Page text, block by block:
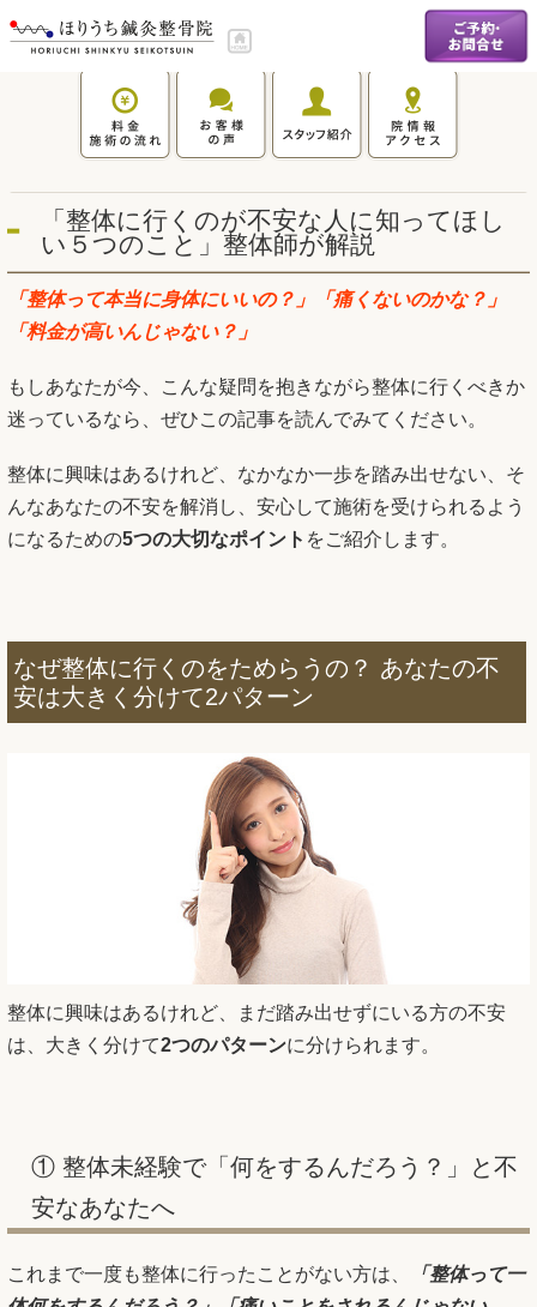
「整体に行くのが不安な人に知ってほし
い５つのこと」整体師が解説
「整体って本当に身体にいいの？」「痛くないのかな？」
「料金が高いんじゃない？」
もしあなたが今、こんな疑問を抱きながら整体に行くべきか
迷っているなら、ぜひこの記事を読んでみてください。
整体に興味はあるけれど、なかなか一歩を踏み出せない、そ
んなあなたの不安を解消し、安心して施術を受けられるよう
になるための5つの大切なポイント をご紹介します。
なぜ整体に行くのをためらうの？ あなたの不
安は大きく分けて2パターン
整体に興味はあるけれど、まだ踏み出せずにいる方の不安
は、大きく分けて2つのパターンに分けられます。
① 整体未経験で「何をするんだろう？」と不
安なあなたへ
これまで一度も整体に行ったことがない方は、
「整体って一